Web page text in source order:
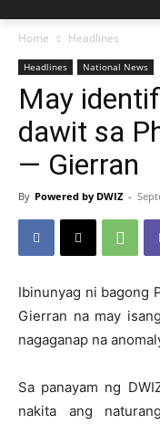
Home Headlines
Headlines National News
May
dawit sa
— Gierran
By Powered by DWIZ -
Ibinunyag ni bagong
Gierran na may
nagaganap na
Sa panayam ng
nakita ang